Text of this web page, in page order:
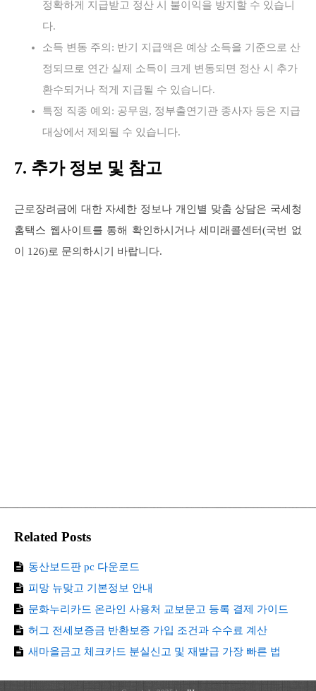
정확하게 지급받고 정산 시 불이익을 방지할 수 있습니
다.
소득 변동 주의: 반기 지급액은 예상 소득을 기준으로 산
정되므로 연간 실제 소득이 크게 변동되면 정산 시 추가
환수되거나 적게 지급될 수 있습니다.
특정 직종 예외: 공무원, 정부출연기관 종사자 등은 지급
대상에서 제외될 수 있습니다.
7. 추가 정보 및 참고
근로장려금에 대한 자세한 정보나 개인별 맞춤 상담은 국세청
홈택스 웹사이트를 통해 확인하시거나 세미래콜센터(국번 없
이 126)로 문의하시기 바랍니다.
Related Posts
동산보드판 pc 다운로드
피망 뉴맞고 기본정보 안내
문화누리카드 온라인 사용처 교보문고 등록 결제 가이드
허그 전세보증금 반환보증 가입 조건과 수수료 계산
새마을금고 체크카드 분실신고 및 재발급 가장 빠른 법